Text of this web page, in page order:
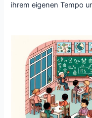
ihrem eigenen Tempo